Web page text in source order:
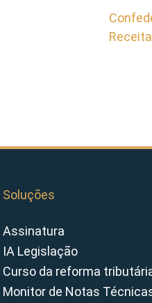
Soluções
Assinatura
IA Legislação
Curso da reforma
Monitor de Notas